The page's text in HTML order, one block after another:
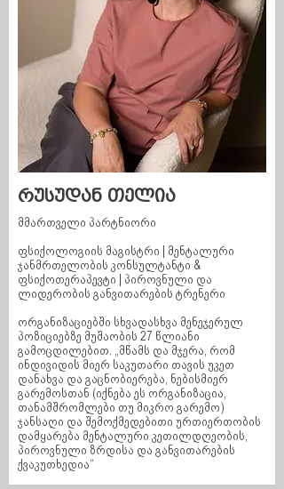
რუსუდან თელია
მმართველი პარტნიორი
ფსიქოლოგიის მაგისტრი | მენტალური
ჯანმრთელობის კონსულტანტი &
ფსიქოთერაპევტი | პიროვნული და
ლიდერობის განვითარების ტრენერი
ორგანიზაციებში სხვადასხვა მენეჯერულ
პოზიციებზე მუშაობის 27 წლიანი
გამოცდილებით. „მწამს და მჯერა, რომ
ინდივიდის მიერ საკუთარი თავის უკეთ
დანახვა და გაცნობიერება, ნებისმიერ
გარემოსთან (იქნება ეს ორგანიზაცია,
თანამშრომლები თუ მიკრო გარემო)
ჯანსაღი და შემოქმედებითი ურთიერთობის
დამყარება მენტალური კეთილდღეობის,
პიროვნული ზრდისა და განვითარების
ქვაკუთხედია“